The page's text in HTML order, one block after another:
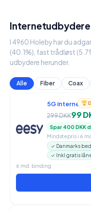
Internetudbydere
I 4960 Holeby har du
(40.1%), fast trådløst
udbydere herunder.
Alle Fiber Coax
5G internet
299 DKK99
Spar 400 DKK
Mindstepris i 6
✓ Danmarks
✓ Inkl gratis
6 md. binding